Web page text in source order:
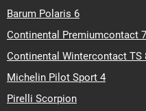
Barum Polaris 6
Continental Premiumcontact 7
Continental Wintercontact TS
Michelin Pilot Sport 4
Pirelli Scorpion